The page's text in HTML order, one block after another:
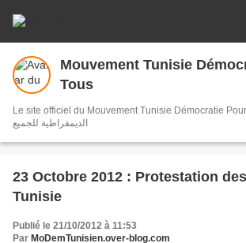
Mouvement Tunisie
Tous
Le site officiel du Mouvement Tunisie Démocratie Pour Tous حركة تونس
الديمقراطية للجميع
23 Octobre 2012 : Protestation
Tunisie
Publié le 21/10/2012 à 11:53
Par MoDemTunisien.over-blog.com